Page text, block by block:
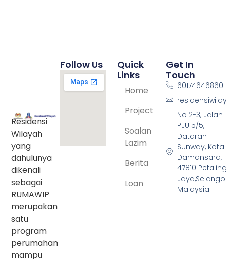
Residensi
Wilayah
yang
dahulunya
dikenali
sebagai
RUMAWIP
merupakan
satu
program
perumahan
mampu
Quick
Links
Home
Project
Soalan
Lazim
Berita
Loan
Get In
Touch
60174646860
No 2-3, Jalan
PJU 5/5,
Dataran
Sunway, Kota
Damansara,
47810
Malaysia
Follow Us